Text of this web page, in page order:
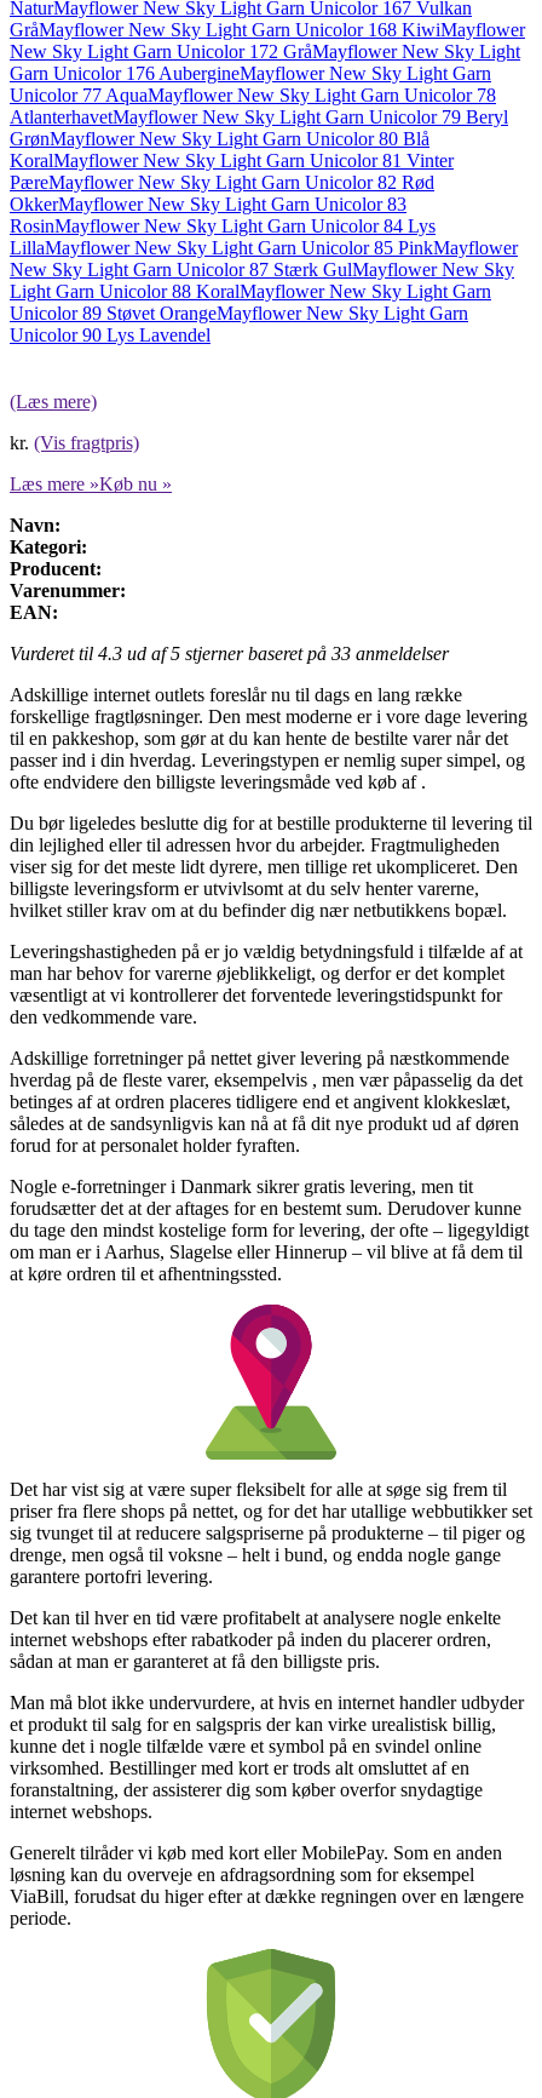
NaturMayflower New Sky Light Garn Unicolor 167 Vulkan
GråMayflower New Sky Light Garn Unicolor 168 KiwiMayflower
New Sky Light Garn Unicolor 172 GråMayflower New Sky Light
Garn Unicolor 176 AubergineMayflower New Sky Light Garn
Unicolor 77 AquaMayflower New Sky Light Garn Unicolor 78
AtlanterhavetMayflower New Sky Light Garn Unicolor 79 Beryl
GrønMayflower New Sky Light Garn Unicolor 80 Blå
KoralMayflower New Sky Light Garn Unicolor 81 Vinter
PæreMayflower New Sky Light Garn Unicolor 82 Rød
OkkerMayflower New Sky Light Garn Unicolor 83
RosinMayflower New Sky Light Garn Unicolor 84 Lys
LillaMayflower New Sky Light Garn Unicolor 85 PinkMayflower
New Sky Light Garn Unicolor 87 Stærk GulMayflower New Sky
Light Garn Unicolor 88 KoralMayflower New Sky Light Garn
Unicolor 89 Støvet OrangeMayflower New Sky Light Garn
Unicolor 90 Lys Lavendel
(Læs mere)
kr. (Vis fragtpris)
Læs mere »Køb nu »
Navn:
Kategori:
Producent:
Varenummer:
EAN:
Vurderet til 4.3 ud af 5 stjerner baseret på 33 anmeldelser
Adskillige internet outlets foreslår nu til dags en lang række
forskellige fragtløsninger. Den mest moderne er i vore dage levering
til en pakkeshop, som gør at du kan hente de bestilte varer når det
passer ind i din hverdag. Leveringstypen er nemlig super simpel, og
ofte endvidere den billigste leveringsmåde ved køb af .
Du bør ligeledes beslutte dig for at bestille produkterne til levering til
din lejlighed eller til adressen hvor du arbejder. Fragtmuligheden
viser sig for det meste lidt dyrere, men tillige ret ukompliceret. Den
billigste leveringsform er utvivlsomt at du selv henter varerne,
hvilket stiller krav om at du befinder dig nær netbutikkens bopæl.
Leveringshastigheden på er jo vældig betydningsfuld i tilfælde af at
man har behov for varerne øjeblikkeligt, og derfor er det komplet
væsentligt at vi kontrollerer det forventede leveringstidspunkt for
den vedkommende vare.
Adskillige forretninger på nettet giver levering på næstkommende
hverdag på de fleste varer, eksempelvis , men vær påpasselig da det
betinges af at ordren placeres tidligere end et angivent klokkeslæt,
således at de sandsynligvis kan nå at få dit nye produkt ud af døren
forud for at personalet holder fyraften.
Nogle e-forretninger i Danmark sikrer gratis levering, men tit
forudsætter det at der aftages for en bestemt sum. Derudover kunne
du tage den mindst kostelige form for levering, der ofte – ligegyldigt
om man er i Aarhus, Slagelse eller Hinnerup – vil blive at få dem til
at køre ordren til et afhentningssted.
Det har vist sig at være super fleksibelt for alle at søge sig frem til
priser fra flere shops på nettet, og for det har utallige webbutikker set
sig tvunget til at reducere salgspriserne på produkterne – til piger og
drenge, men også til voksne – helt i bund, og endda nogle gange
garantere portofri levering.
Det kan til hver en tid være profitabelt at analysere nogle enkelte
internet webshops efter rabatkoder på inden du placerer ordren,
sådan at man er garanteret at få den billigste pris.
Man må blot ikke undervurdere, at hvis en internet handler udbyder
et produkt til salg for en salgspris der kan virke urealistisk billig,
kunne det i nogle tilfælde være et symbol på en svindel online
virksomhed. Bestillinger med kort er trods alt omsluttet af en
foranstaltning, der assisterer dig som køber overfor snydagtige
internet webshops.
Generelt tilråder vi køb med kort eller MobilePay. Som en anden
løsning kan du overveje en afdragsordning som for eksempel
ViaBill, forudsat du higer efter at dække regningen over en længere
periode.